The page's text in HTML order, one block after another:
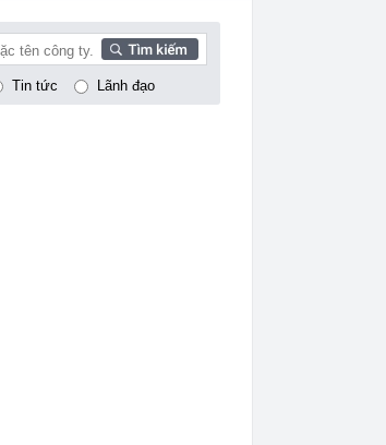
Tin tức Lãnh đạo